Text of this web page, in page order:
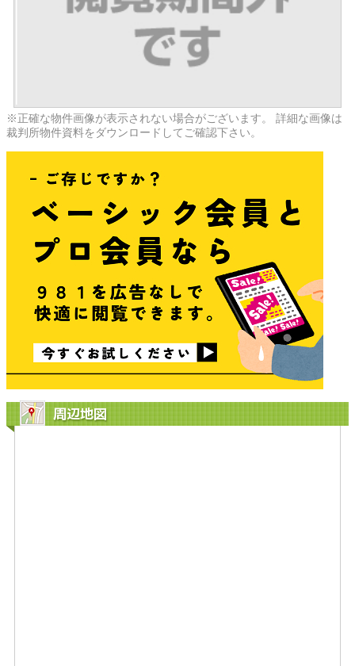
※正確な物件画像が表示されない場合がございます。 詳細な画像は
裁判所物件資料をダウンロードしてご確認下さい。
周辺地図